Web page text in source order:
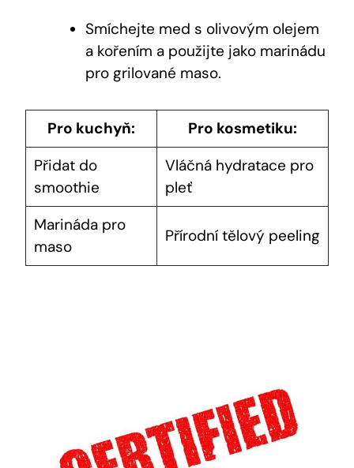
Smíchejte med s olivovým olejem
a kořením a použijte jako marinádu
pro grilované maso.
Pro kuchyň:
Pro kosmetiku:
Přidat do
smoothie
Vláčná hydratace pro
pleť
Marináda pro
maso
Přírodní tělový peeling